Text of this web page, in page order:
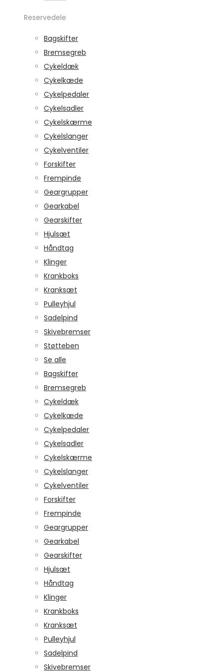
Reservedele
Bagskifter
Bremsegreb
Cykeldæk
Cykelkæde
Cykelpedaler
Cykelsadler
Cykelskærme
Cykelslanger
Cykelventiler
Forskifter
Frempinde
Geargrupper
Gearkabel
Gearskifter
Hjulsæt
Håndtag
Klinger
Krankboks
Kranksæt
Pulleyhjul
Sadelpind
Skivebremser
Støtteben
Se alle
Bagskifter
Bremsegreb
Cykeldæk
Cykelkæde
Cykelpedaler
Cykelsadler
Cykelskærme
Cykelslanger
Cykelventiler
Forskifter
Frempinde
Geargrupper
Gearkabel
Gearskifter
Hjulsæt
Håndtag
Klinger
Krankboks
Kranksæt
Pulleyhjul
Sadelpind
Skivebremser